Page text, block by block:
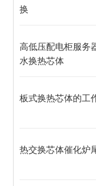
换
高低压配电柜服务
水换热芯体
板式换热芯体的工
热交换芯体催化炉